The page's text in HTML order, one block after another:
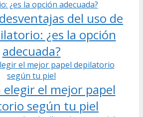
del uso de
¿es la opción
adecuada?
elegir el mejor papel
según tu piel